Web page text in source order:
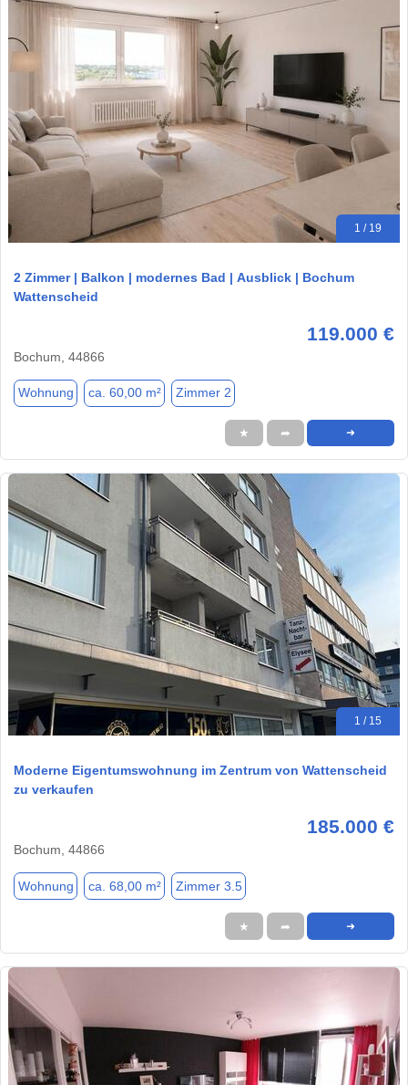
1 / 19
2 Zimmer | Balkon | modernes Bad | Ausblick | Bochum
Wattenscheid
119.000 €
Bochum, 44866
Wohnung ca. 60,00 m² Zimmer 2
★ ➦ ➜
1 / 15
Moderne Eigentumswohnung im Zentrum von Wattenscheid
zu verkaufen
185.000 €
Bochum, 44866
Wohnung ca. 68,00 m² Zimmer 3.5
★ ➦ ➜